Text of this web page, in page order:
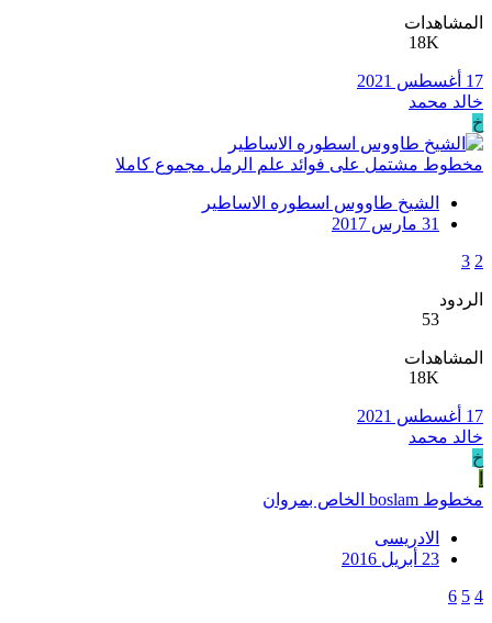
المشاهدات
18K
17 أغسطس 2021
خالد محمد
خ
مخطوط مشتمل على فوائد علم الرمل مجموع كاملا
الشيخ طاووس اسطوره الاساطير
31 مارس 2017
2
3
الردود
53
المشاهدات
18K
17 أغسطس 2021
خالد محمد
خ
مخطوط boslam الخاص بمروان
الادريسى
23 أبريل 2016
4
5
6